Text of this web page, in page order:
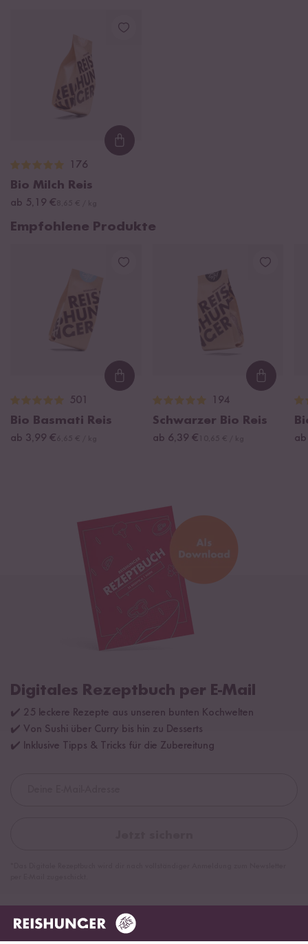
Loading...
176
Bio Milch Reis
ab 5,19 €
Empfohlene Produkte
Loading...
501
Bio Basmati Reis
ab 3,99 €
194
Schwarzer Bio Reis
ab 6,39 €
Digitales Rezeptbuch per E-Mail
✔️ 25 leckere Rezepte aus unseren bunten Kochwelten
✔️ Von Sushi über Curry bis hin zu Desserts
✔️ Inklusive Tipps & Tricks für die Zubereitung
Mehr Rezepte mit Bio Milch Reis